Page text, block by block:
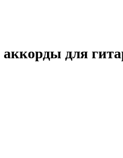
аккорды для